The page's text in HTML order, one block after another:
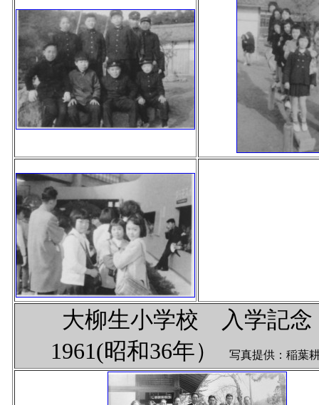
大柳生小学校 入学記
1961(昭和36年）
写真提供：稲葉